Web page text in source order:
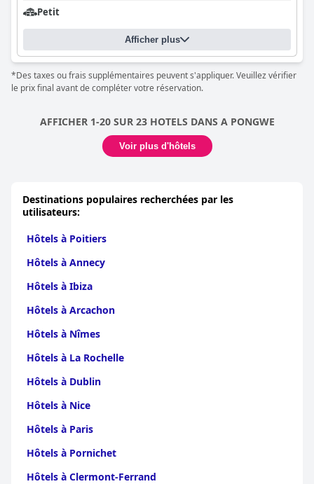
Petit
Afficher plus
*Des taxes ou frais supplémentaires peuvent s'appliquer. Veuillez vérifier
le prix final avant de compléter votre réservation.
AFFICHER 1-20 SUR 23 HOTELS DANS A PONGWE
Voir plus d'hôtels
Destinations populaires recherchées par les
utilisateurs:
Hôtels à Poitiers
Hôtels à Annecy
Hôtels à Ibiza
Hôtels à Arcachon
Hôtels à Nîmes
Hôtels à La Rochelle
Hôtels à Dublin
Hôtels à Nice
Hôtels à Paris
Hôtels à Pornichet
Hôtels à Clermont-Ferrand